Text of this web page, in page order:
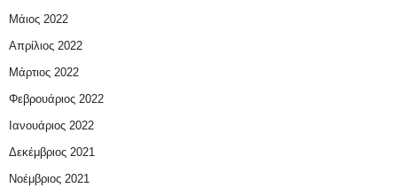
Μάιος 2022
Απρίλιος 2022
Μάρτιος 2022
Φεβρουάριος 2022
Ιανουάριος 2022
Δεκέμβριος 2021
Νοέμβριος 2021